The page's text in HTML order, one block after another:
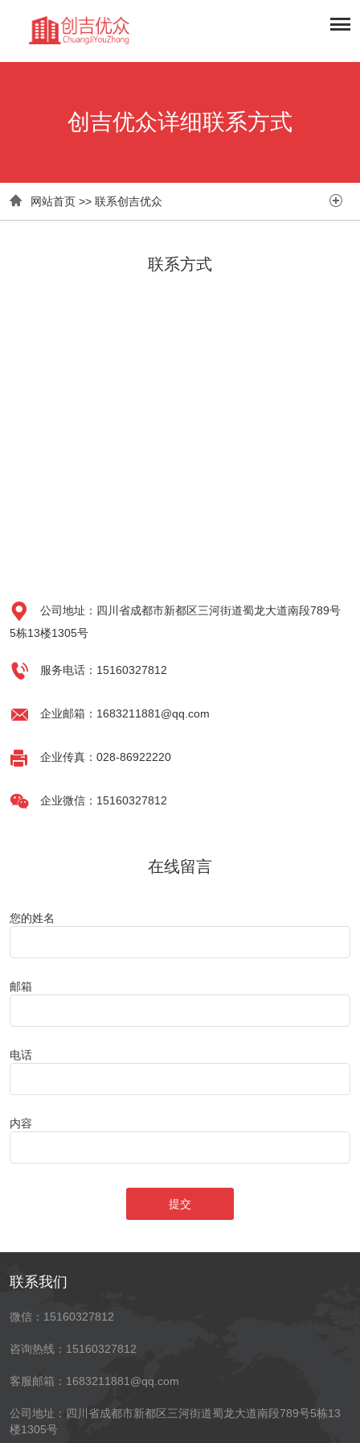
创吉优众详细联系方式
 网站首页 >> 联系创吉优众 
联系方式

公司地址：四川省成都市新都区三河街道蜀龙大道南段789号
5栋13楼1305号
 服务电话：15160327812
 企业邮箱：1683211881@qq.com
 企业传真：028-86922220
 企业微信：15160327812
在线留言
您的姓名
邮箱
电话
内容
提交
联系我们
微信：15160327812
咨询热线：15160327812
客服邮箱：1683211881@qq.com
公司地址：四川省成都市新都区三河街道蜀龙大道南段789号5栋13
楼1305号